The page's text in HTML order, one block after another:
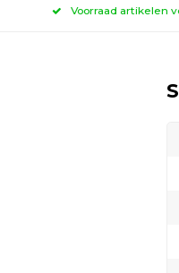
Voorraad artikelen